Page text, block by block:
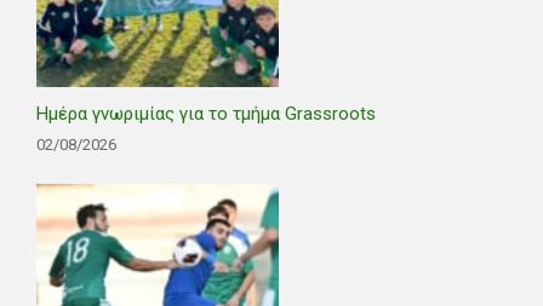
Ημέρα γνωριμίας για το τμήμα Grassroots
02/08/2026